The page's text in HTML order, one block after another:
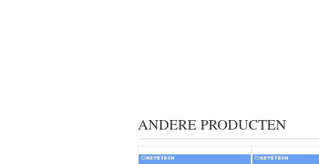
ANDERE PRODUCTEN